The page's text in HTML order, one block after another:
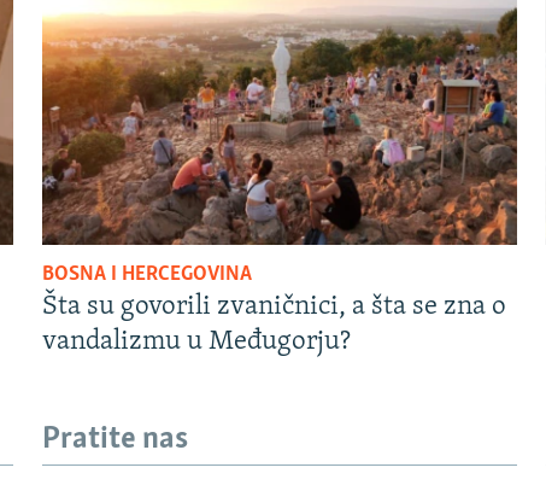
BOSNA I HERCEGOVINA
Šta su govorili zvaničnici, a šta se zna o
vandalizmu u Međugorju?
Pratite nas